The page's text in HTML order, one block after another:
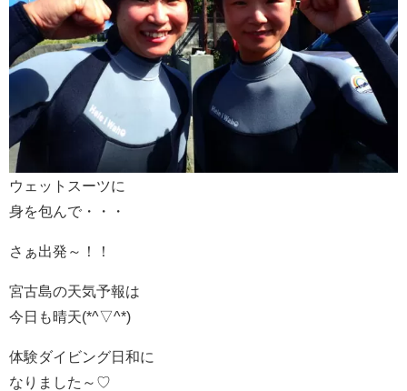
ウェットスーツに
身を包んで・・・
さぁ出発～！！
宮古島の天気予報は
今日も晴天(*^▽^*)
体験ダイビング日和に
なりました～♡